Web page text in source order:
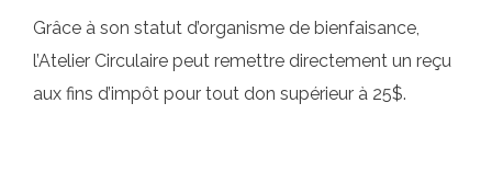
Grâce à son statut d’organisme de bienfaisance,
l’Atelier Circulaire peut remettre directement un reçu
aux fins d’impôt pour tout don supérieur à 25$.